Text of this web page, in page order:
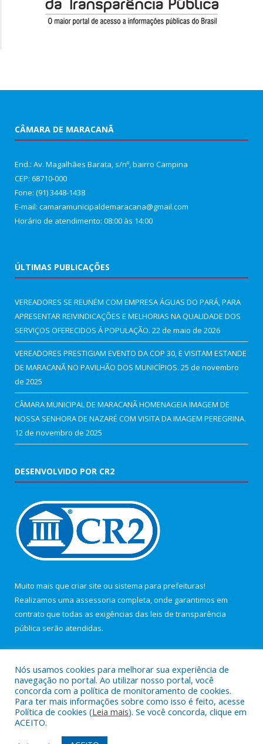
CÂMARA DE MARACANÃ
End.: Av. Magalhães Barata, s/nº, bairro Campina
CEP: 68710-000
Fone: (91) 3448-1438
E-mail: camaramunicipaldemaracana@gmail.com
Horário de atendimento: 08:00 às 14:00
ÚLTIMAS PUBLICAÇÕES
VEREADORES SE REUNÉM COM EMPRESA ÁGUAS DO PARÁ, PARA
APRESENTAR REIVINDICAÇÕES E MELHORIAS NA QUALIDADE DOS
SERVIÇOS OFERECIDOS Á POPULAÇÃO. 22 de maio de 2026
VEREADORES PRESTIGIAM EVENTO DA COP 30, E VISITAM ESTANDE
DE MARACANÃ NO PAVILHÃO DOS MUNICÍPIOS. 25 de novembro
de 2025
CÂMARA MUNICIPAL DE MARACANÃ HOMENAGEIA IMAGEM DE
NOSSA SENHORA DE NAZARÉ COM VISITA DA IMAGEM PEREGRINA.
12 de novembro de 2025
DESENVOLVIDO POR CR2
Muito mais que criar site ou sistema para prefeituras!
Realizamos uma assessoria completa, onde garantimos em
contrato que todas as exigências das leis de transparência
pública serão atendidas.
Todos os direitos reservados a Câmara Municipal de Maracanã.
Nós usamos cookies para melhorar sua experiência de
navegação no portal. Ao utilizar nosso portal, você
concorda com a política de monitoramento de cookies.
Para ter mais informações sobre como isso é feito, acesse
Política de cookies (Leia mais). Se você concorda, clique em
ACEITO.